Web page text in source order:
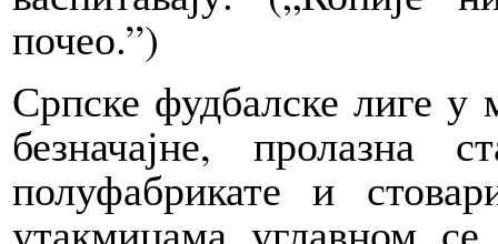
почео.”)
Српске фудбалске лиге у
безначајне, пролазна
полуфабрикате и